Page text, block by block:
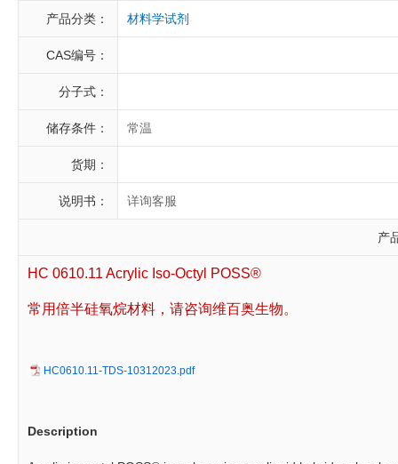
LGC Maine Standards
Abbexa AbD Serotec
产品分类： 材料学试剂
CAS编号：
分子式：
储存条件： 常温
货期：
说明书： 详询客服
产
HC 0610.11 Acrylic Iso-Octyl POSS®
常用倍半硅氧烷材料，请咨询维百奥生物。
HC0610.11-TDS-10312023.pdf
Description